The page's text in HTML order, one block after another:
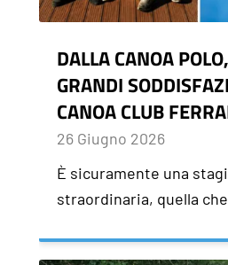
DALLA CANOA
GRANDI
CANOA CLUB
26 Giugno 2026
È sicuramente una
straordinaria, quella